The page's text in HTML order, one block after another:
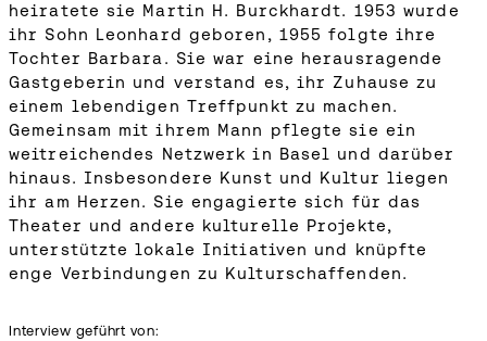
heiratete sie Martin H. Burckhardt. 1953 wurde
ihr Sohn Leonhard geboren, 1955 folgte ihre
Tochter Barbara. Sie war eine herausragende
Gastgeberin und verstand es, ihr Zuhause zu
einem lebendigen Treffpunkt zu machen.
Gemeinsam mit ihrem Mann pflegte sie ein
weitreichendes Netzwerk in Basel und darüber
hinaus. Insbesondere Kunst und Kultur liegen
ihr am Herzen. Sie engagierte sich für das
Theater und andere kulturelle Projekte,
unterstützte lokale Initiativen und knüpfte
enge Verbindungen zu Kulturschaffenden.
Interview geführt von: